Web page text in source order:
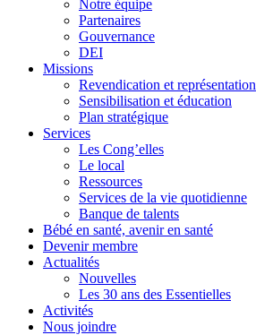
Notre équipe
Partenaires
Gouvernance
DEI
Missions
Revendication et représentation
Sensibilisation et éducation
Plan stratégique
Services
Les Cong’elles
Le local
Ressources
Services de la vie quotidienne
Banque de talents
Bébé en santé, avenir en santé
Devenir membre
Actualités
Nouvelles
Les 30 ans des Essentielles
Activités
Nous joindre